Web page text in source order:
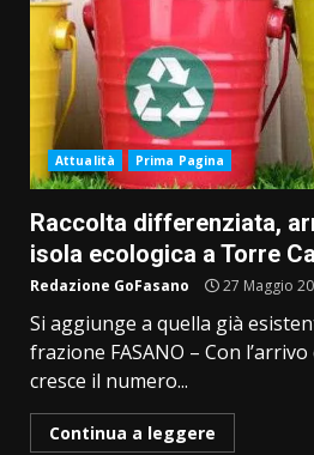
Attualità Prima Pagina
Raccolta differenziata,
isola ecologica a Torre
Redazione GoFasano 27 Maggio
Si aggiunge a quella già
frazione FASANO – Con
cresce il numero...
Continua a leggere